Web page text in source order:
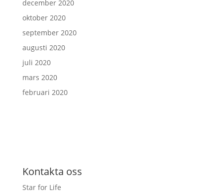
december 2020
oktober 2020
september 2020
augusti 2020
juli 2020
mars 2020
februari 2020
Kontakta oss
Star for Life